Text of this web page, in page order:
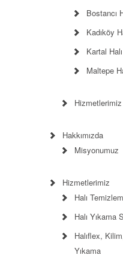
Bostancı
Kadıköy
Kartal
Maltepe
Hakkımızda
Misyonumuz
Hizmetlerimiz
Halı
Halı Yıkama
Halıflex,
Yıkama